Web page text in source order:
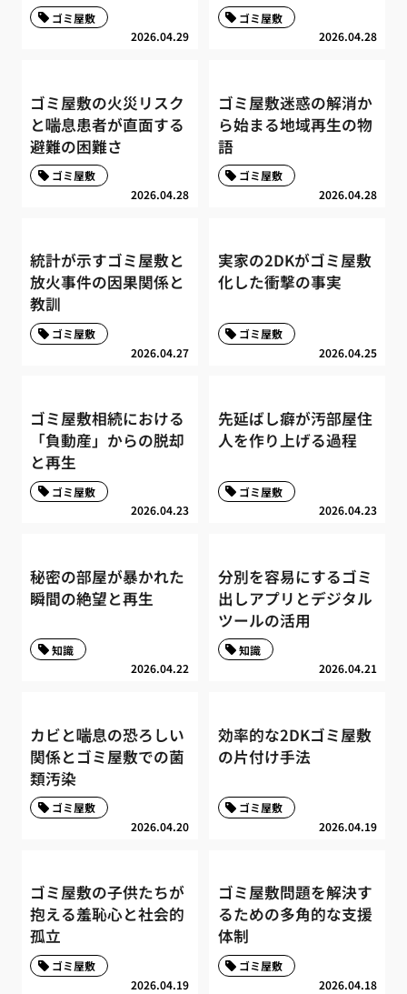
2026.04.29
ゴミ屋敷
2026.04.28
ゴミ屋敷
ゴミ屋敷の火災リスク
と喘息患者が直面する
避難の困難さ
2026.04.28
ゴミ屋敷
ゴミ屋敷迷惑の解消か
ら始まる地域再生の物
語
2026.04.28
ゴミ屋敷
統計が示すゴミ屋敷と
放火事件の因果関係と
教訓
2026.04.27
ゴミ屋敷
実家の2DKがゴミ屋敷
化した衝撃の事実
2026.04.25
ゴミ屋敷
ゴミ屋敷相続における
「負動産」からの脱却
と再生
2026.04.23
ゴミ屋敷
先延ばし癖が汚部屋住
人を作り上げる過程
2026.04.23
ゴミ屋敷
秘密の部屋が暴かれた
瞬間の絶望と再生
2026.04.22
知識
分別を容易にするゴミ
出しアプリとデジタル
ツールの活用
2026.04.21
知識
カビと喘息の恐ろしい
関係とゴミ屋敷での菌
類汚染
2026.04.20
ゴミ屋敷
効率的な2DKゴミ屋敷
の片付け手法
2026.04.19
ゴミ屋敷
ゴミ屋敷の子供たちが
抱える羞恥心と社会的
孤立
2026.04.19
ゴミ屋敷
ゴミ屋敷問題を解決す
るための多角的な支援
体制
2026.04.18
ゴミ屋敷